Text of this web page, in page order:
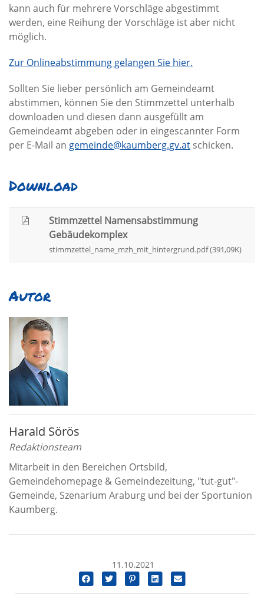
kann auch für mehrere Vorschläge abgestimmt
werden, eine Reihung der Vorschläge ist aber nicht
möglich.
Zur Onlineabstimmung gelangen Sie hier.
Sollten Sie lieber persönlich am Gemeindeamt
abstimmen, können Sie den Stimmzettel unterhalb
downloaden und diesen dann ausgefüllt am
Gemeindeamt abgeben oder in eingescannter Form
per E-Mail an gemeinde@kaumberg.gv.at schicken.
Download
Stimmzettel Namensabstimmung
Gebäudekomplex
stimmzettel_name_mzh_mit_hintergrund.pdf (391,09K)
Autor
Harald Sörös
Redaktionsteam
Mitarbeit in den Bereichen Ortsbild,
Gemeindehomepage & Gemeindezeitung, "tut-gut"-
Gemeinde, Szenarium Araburg und bei der Sportunion
Kaumberg.
11.10.2021